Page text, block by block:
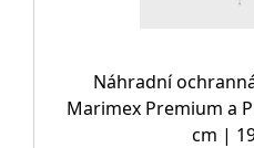
Náhradní
Marimex Premium a
cm |